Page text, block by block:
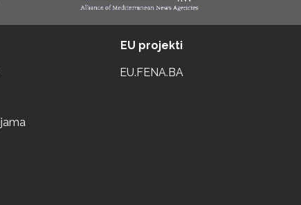
EU projekti
EU.FENA.BA